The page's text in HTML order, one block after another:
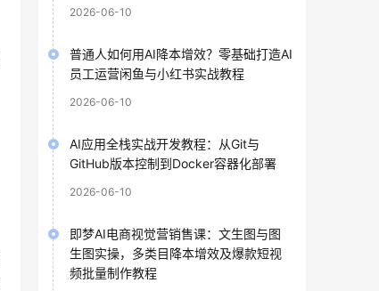
2026-06-10
普通人如何用AI降本增效？零基础打造AI
员工运营闲鱼与小红书实战教程
2026-06-10
AI应用全栈实战开发教程：从Git与
GitHub版本控制到Docker容器化部署
2026-06-10
即梦AI电商视觉营销售课：文生图与图
生图实操，多类目降本增效及爆款短视
频批量制作教程